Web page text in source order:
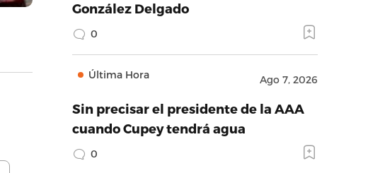
González Delgado
0
Última Hora Ago 7, 2026
Sin precisar el presidente de la AAA
cuando Cupey tendrá agua
0